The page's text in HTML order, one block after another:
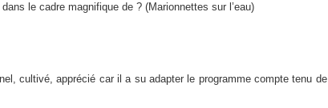
le cadre magnifique de ? (Marionnettes sur l’eau)
cultivé, apprécié car il a su adapter le programme compte tenu de